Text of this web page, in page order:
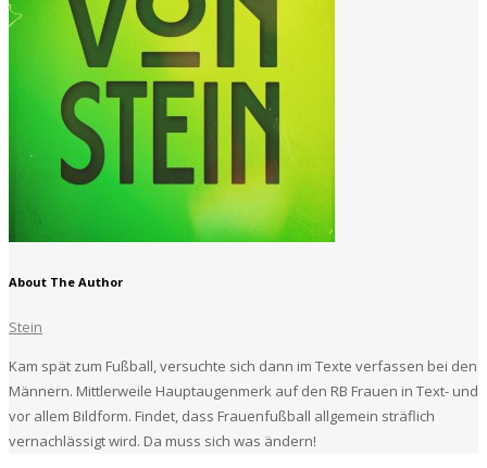
About The Author
Stein
Kam spät zum Fußball, versuchte sich dann im Texte verfassen bei den
Männern. Mittlerweile Hauptaugenmerk auf den RB Frauen in Text- und
vor allem Bildform. Findet, dass Frauenfußball allgemein sträflich
vernachlässigt wird. Da muss sich was ändern!